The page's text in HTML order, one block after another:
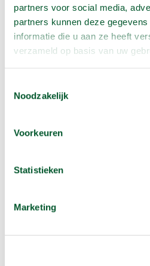
partners voor social media,
partners kunnen deze
informatie die u aan ze heeft
verzameld op basis van uw
Noodzakelijk
Voorkeuren
Statistieken
Marketing
Hefvermogen
Brandstof
Platform afmeting
Gebruik
Deze elektrische
werkzaamheden te verrichten